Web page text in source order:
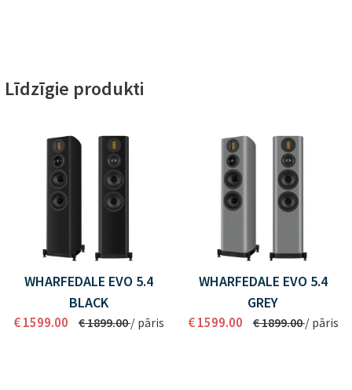
Līdzīgie produkti
WHARFEDALE EVO 5.4
BLACK
€ 1599.00 € 1899.00/ pāris
WHARFEDALE EVO 5.4
GREY
€ 1599.00 € 1899.00/ pāris